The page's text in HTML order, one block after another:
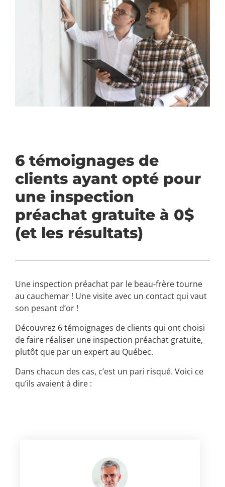
6 témoignages de
clients ayant opté pour
une inspection
préachat gratuite à 0$
(et les résultats)
Une inspection préachat par le beau-frère tourne
au cauchemar ! Une visite avec un contact qui vaut
son pesant d’or !
Découvrez 6 témoignages de clients qui ont choisi
de faire réaliser une inspection préachat gratuite,
plutôt que par un expert au Québec.
Dans chacun des cas, c’est un pari risqué. Voici ce
qu’ils avaient à dire :